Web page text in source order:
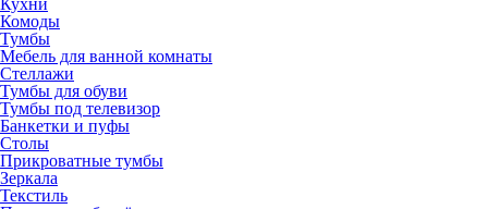
Кухни
Комоды
Тумбы
Мебель для ванной комнаты
Стеллажи
Тумбы для обуви
Тумбы под телевизор
Банкетки и пуфы
Столы
Прикроватные тумбы
Зеркала
Текстиль